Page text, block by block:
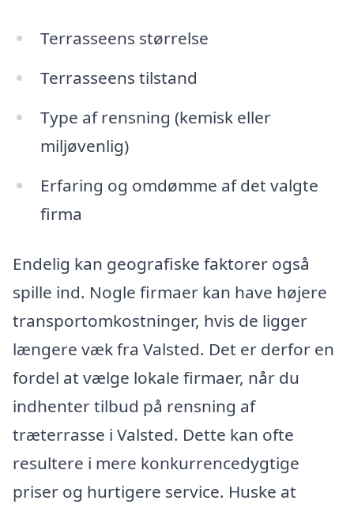
Terrasseens størrelse
Terrasseens tilstand
Type af rensning (kemisk eller
miljøvenlig)
Erfaring og omdømme af det valgte
firma
Endelig kan geografiske faktorer også
spille ind. Nogle firmaer kan have højere
transportomkostninger, hvis de ligger
længere væk fra Valsted. Det er derfor en
fordel at vælge lokale firmaer, når du
indhenter tilbud på rensning af
træterrasse i Valsted. Dette kan ofte
resultere i mere konkurrencedygtige
priser og hurtigere service. Huske at